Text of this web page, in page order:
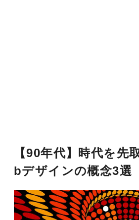
【90年代】時代を先
bデザインの概念3選